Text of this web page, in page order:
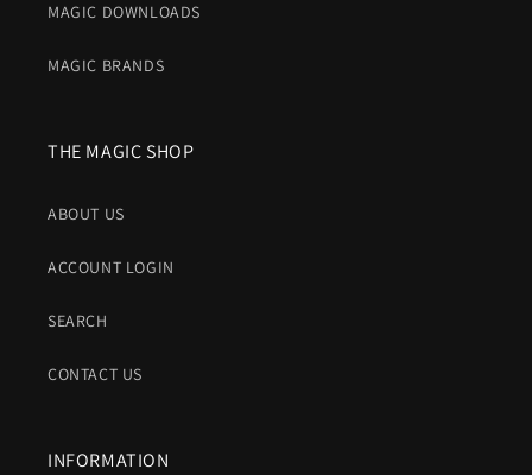
MAGIC DOWNLOADS
MAGIC BRANDS
THE MAGIC SHOP
ABOUT US
ACCOUNT LOGIN
SEARCH
CONTACT US
INFORMATION